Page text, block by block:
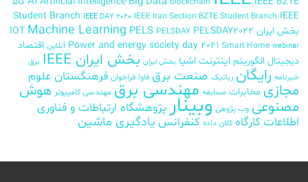
Student Branch IEEE DAY 2020 IEEE Iran Section BZTE Student Branch IEEE
بخش ایران
IOT Machine Learning PELS PELSDAY PELSDAY2022
Power and energy society day 2021 Smart Home webinar آنلاین اقتصاد
دیجیتال الگوریتم اینترنت اشیا بخش ایران بخش ایران IEEE
برق
خبرنامه رایگان رباتیک صنعت برق فاوا فراخوان فرهنگستان علوم
مجازی مخابرات مسابقه مهندسی برق مهندسی کامپیوتر هوش
مصنوعی وب پژوهی وبینارپژوهشگاه ارتباطات و فناوری
اطلاعات کارگاه کلان داده کنفرانس یادگیری ماشین